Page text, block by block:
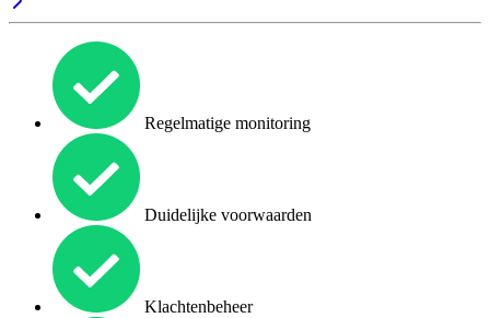
Regelmatige monitoring
Duidelijke voorwaarden
Klachtenbeheer